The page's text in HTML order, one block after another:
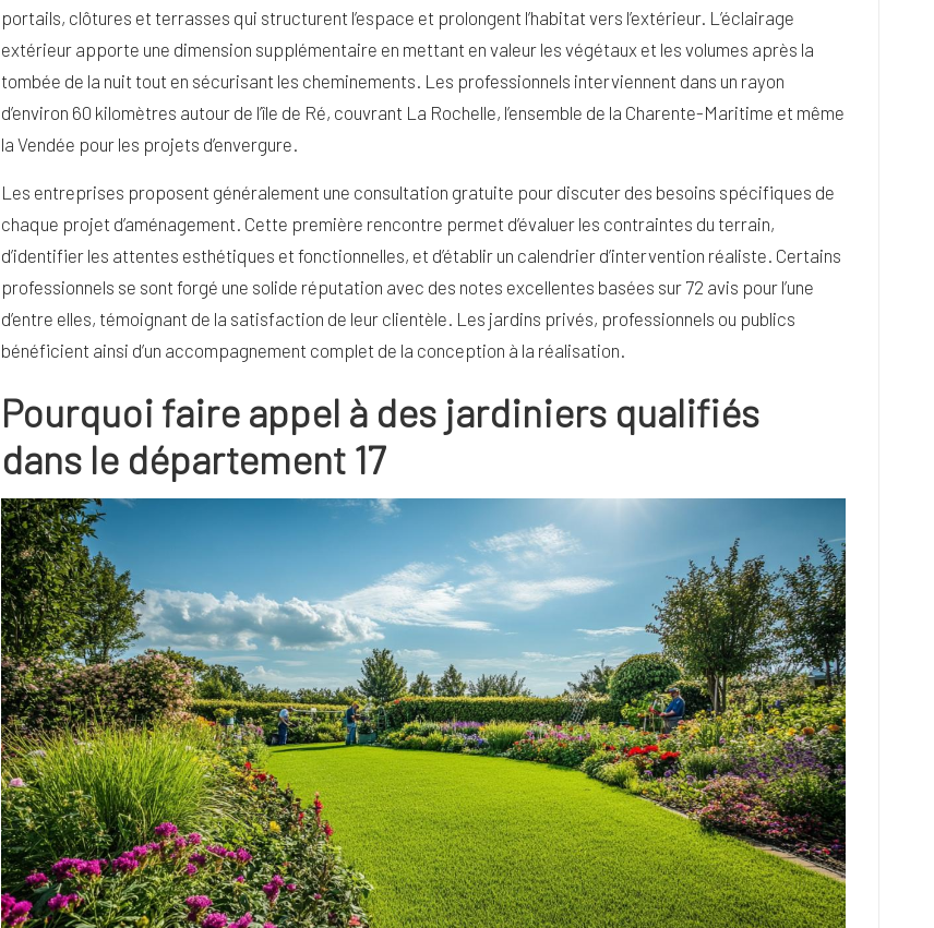
portails, clôtures et terrasses qui structurent l’espace et prolongent l’habitat vers l’extérieur. L’éclairage
extérieur apporte une dimension supplémentaire en mettant en valeur les végétaux et les volumes après la
tombée de la nuit tout en sécurisant les cheminements. Les professionnels interviennent dans un rayon
d’environ 60 kilomètres autour de l’île de Ré, couvrant La Rochelle, l’ensemble de la Charente-Maritime et même
la Vendée pour les projets d’envergure.
Les entreprises proposent généralement une consultation gratuite pour discuter des besoins spécifiques de
chaque projet d’aménagement. Cette première rencontre permet d’évaluer les contraintes du terrain,
d’identifier les attentes esthétiques et fonctionnelles, et d’établir un calendrier d’intervention réaliste. Certains
professionnels se sont forgé une solide réputation avec des notes excellentes basées sur 72 avis pour l’une
d’entre elles, témoignant de la satisfaction de leur clientèle. Les jardins privés, professionnels ou publics
bénéficient ainsi d’un accompagnement complet de la conception à la réalisation.
Pourquoi faire appel à des jardiniers qualifiés
dans le département 17